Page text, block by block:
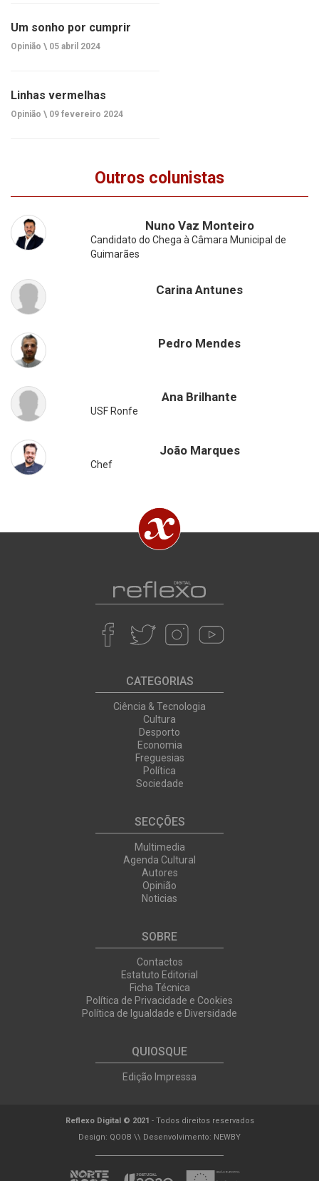
Um sonho por cumprir
Opinião \ 05 abril 2024
Linhas vermelhas
Opinião \ 09 fevereiro 2024
Outros colunistas
Nuno Vaz Monteiro
Candidato do Chega à Câmara Municipal de
Guimarães
Carina Antunes
Pedro Mendes
Ana Brilhante
USF Ronfe
João Marques
Chef
CATEGORIAS
Ciência & Tecnologia
Cultura
Desporto
Economia
Freguesias
Política
Sociedade
SECÇÕES
Multimedia
Agenda Cultural
Autores
Opinião
Noticias
SOBRE
Contactos
Estatuto Editorial
Ficha Técnica
Política de Privacidade e Cookies
Política de Igualdade e Diversidade
QUIOSQUE
Edição Impressa
Reflexo Digital © 2021 - Todos direitos reservados
Design: QOOB \\ Desenvolvimento: NEWBY